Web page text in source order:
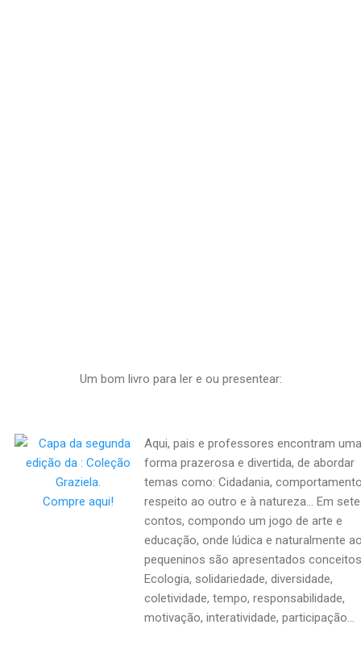
Um bom livro para ler e ou presentear:
Compre aqui!
Aqui, pais e professores encontram uma
forma prazerosa e divertida, de abordar
temas como: Cidadania,
respeito ao outro e à natureza... Em sete
contos, compondo um jogo de arte e
educação, onde lúdica e naturalmente
pequeninos são apresentados
Ecologia, solidariedade, diversidade,
coletividade, tempo, responsabilidade,
motivação, interatividade, participação...